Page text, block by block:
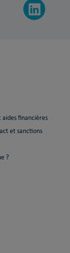
financières
et sanctions
?